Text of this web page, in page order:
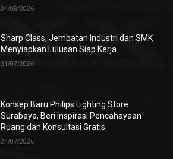
04/08/2026
Sharp Class, Jembatan Industri dan SMK
Menyiapkan Lulusan Siap Kerja
31/07/2026
Konsep Baru Philips Lighting Store
Surabaya, Beri Inspirasi Pencahayaan
Ruang dan Konsultasi Gratis
24/07/2026